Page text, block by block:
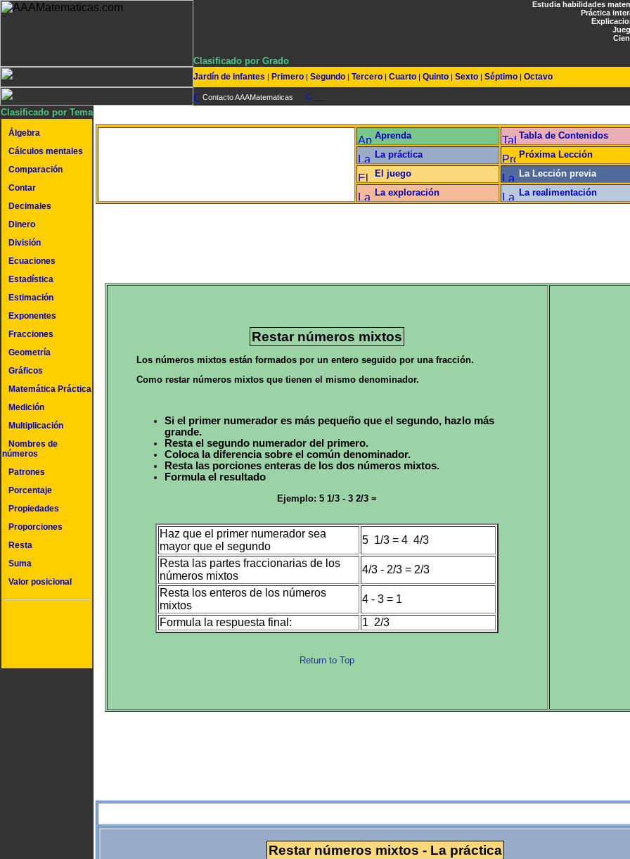
Clasificado por Grado
Estudia habilidades
Práctica
Jardín de infantes | Primero | Segundo | Tercero | Cuarto | Quinto | Sexto | Séptimo | Octavo
Contacto AAAMatematicas
Clasificado por Tema
Álgebra
Cálculos mentales
Comparación
Contar
Decimales
Dinero
División
Ecuaciones
Estadística
Estimación
Exponentes
Fracciones
Geometría
Gráficos
Matemática Práctica
Medición
Multiplicación
Nombres de
números
Patrones
Porcentaje
Propiedades
Proporciones
Resta
Suma
Valor posicional
Aprenda
Tabla de Contenidos
La práctica
Próxima Lección
El juego
La Lección previa
La exploración
La realimentación
Restar números mixtos
Los números mixtos están formados por un entero seguido por una fracción.
Como restar números mixtos que tienen el mismo denominador.
Si el primer numerador es más pequeño que el segundo, hazlo más
grande.
Resta el segundo numerador del primero.
Coloca la diferencia sobre el común denominador.
Resta las porciones enteras de los dos números mixtos.
Formula el resultado
Ejemplo: 5 1/3 - 3 2/3 =
Haz que el primer numerador sea
mayor que el segundo
5 1/3 = 4 4/3
Resta las partes fraccionarias de los
números mixtos
4/3 - 2/3 = 2/3
Resta los enteros de los números
mixtos
4 - 3 = 1
Formula la respuesta final:
1 2/3
Return to Top
Restar números mixtos - La práctica